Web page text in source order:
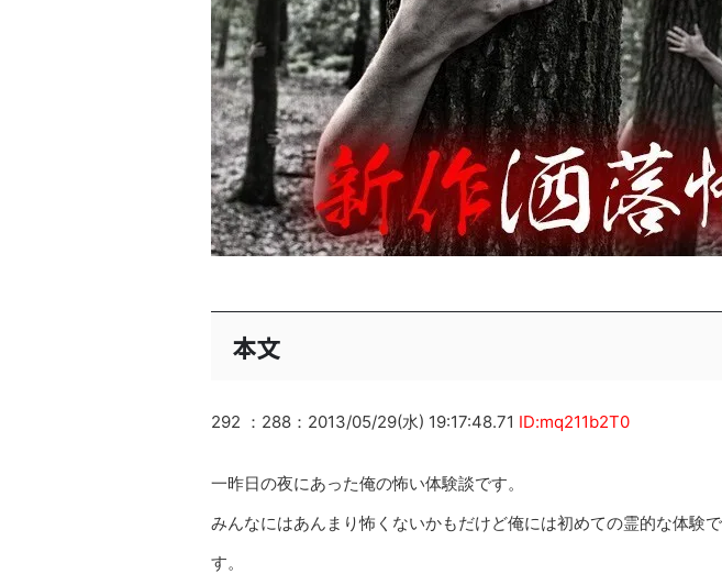
本文
292 ：288：2013/05/29(水) 19:17:48.71 ID:mq211b2T0
一昨日の夜にあった俺の怖い体験談です。
みんなにはあんまり怖くないかもだけど俺には初めての霊的な体験
す。